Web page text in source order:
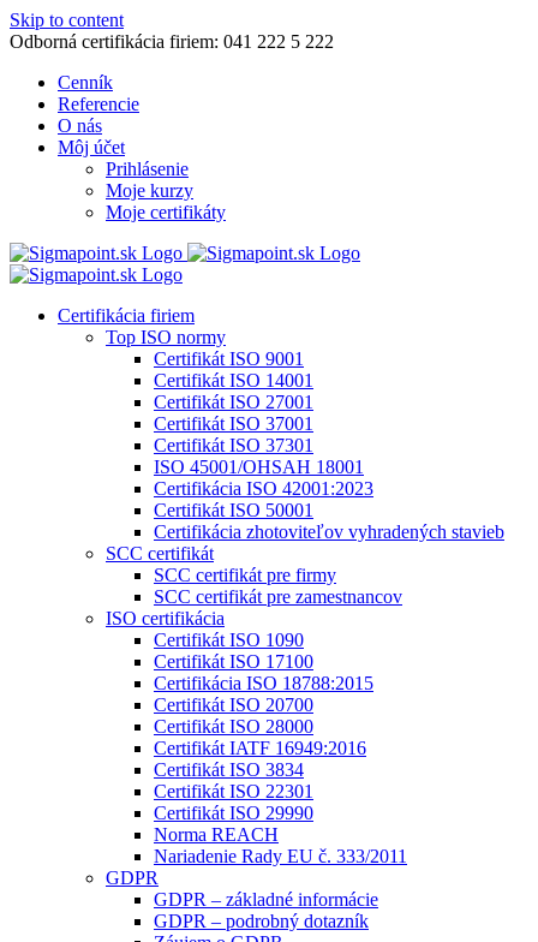
Skip to content
Odborná certifikácia firiem: 041 222 5 222
Cenník
Referencie
O nás
Môj účet
Prihlásenie
Moje kurzy
Moje certifikáty
Certifikácia firiem
Top ISO normy
Certifikát ISO 9001
Certifikát ISO 14001
Certifikát ISO 27001
Certifikát ISO 37001
Certifikát ISO 37301
ISO 45001/OHSAH 18001
Certifikácia ISO 42001:2023
Certifikát ISO 50001
Certifikácia zhotoviteľov vyhradených stavieb
SCC certifikát
SCC certifikát pre firmy
SCC certifikát pre zamestnancov
ISO certifikácia
Certifikát ISO 1090
Certifikát ISO 17100
Certifikácia ISO 18788:2015
Certifikát ISO 20700
Certifikát ISO 28000
Certifikát IATF 16949:2016
Certifikát ISO 3834
Certifikát ISO 22301
Certifikát ISO 29990
Norma REACH
Nariadenie Rady EU č. 333/2011
GDPR
GDPR – základné informácie
GDPR – podrobný dotazník